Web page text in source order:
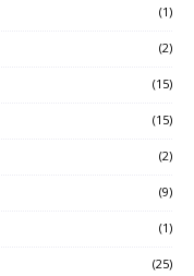
(1)
(2)
(15)
(15)
(2)
(9)
(1)
(25)